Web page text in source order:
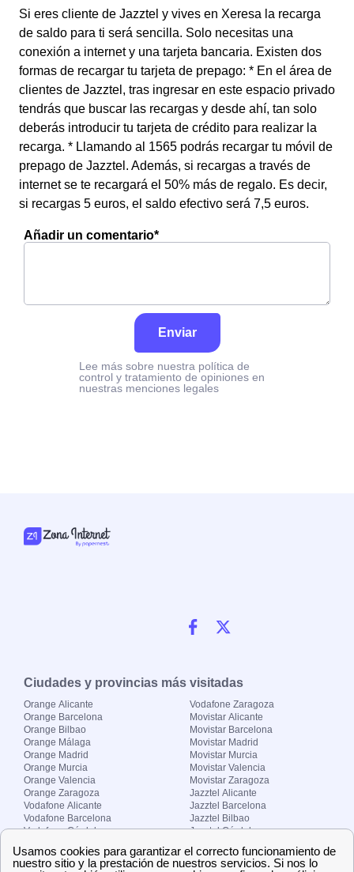
Si eres cliente de Jazztel y vives en Xeresa la recarga
de saldo para ti será sencilla. Solo necesitas una
conexión a internet y una tarjeta bancaria. Existen dos
formas de recargar tu tarjeta de prepago: * En el área de
clientes de Jazztel, tras ingresar en este espacio privado
tendrás que buscar las recargas y desde ahí, tan solo
deberás introducir tu tarjeta de crédito para realizar la
recarga. * Llamando al 1565 podrás recargar tu móvil de
prepago de Jazztel. Además, si recargas a través de
internet se te recargará el 50% más de regalo. Es decir,
si recargas 5 euros, el saldo efectivo será 7,5 euros.
Añadir un comentario*
Enviar
Lee más sobre nuestra política de
control y tratamiento de opiniones en
nuestras menciones legales
Ciudades y provincias más visitadas
Orange Alicante
Orange Barcelona
Orange Bilbao
Orange Málaga
Orange Madrid
Orange Murcia
Orange Valencia
Orange Zaragoza
Vodafone Alicante
Vodafone Barcelona
Vodafone Córdoba
Vodafone Madrid
Vodafone Murcia
Vodafone Zaragoza
Movistar Alicante
Movistar Barcelona
Movistar Madrid
Movistar Murcia
Movistar Valencia
Movistar Zaragoza
Jazztel Alicante
Jazztel Barcelona
Jazztel Bilbao
Jazztel Córdoba
Jazztel Málaga
Jazztel Valencia